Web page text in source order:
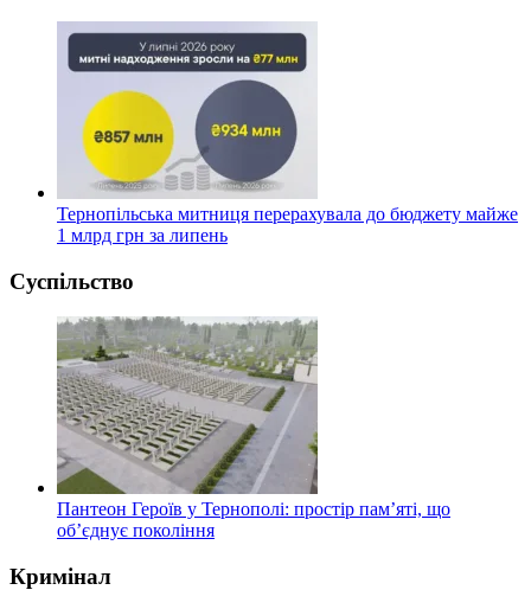
Тернопільська митниця перерахувала до бюджету майже
1 млрд грн за липень
Суспільство
Пантеон Героїв у Тернополі: простір пам’яті, що
об’єднує покоління
Кримінал